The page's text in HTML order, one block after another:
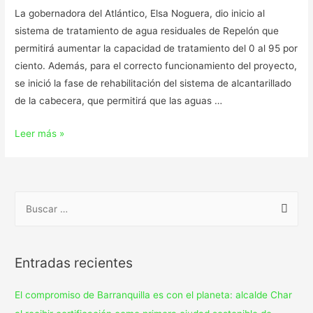
La gobernadora del Atlántico, Elsa Noguera, dio inicio al
sistema de tratamiento de agua residuales de Repelón que
permitirá aumentar la capacidad de tratamiento del 0 al 95 por
ciento. Además, para el correcto funcionamiento del proyecto,
se inició la fase de rehabilitación del sistema de alcantarillado
de la cabecera, que permitirá que las aguas …
Leer más »
Entradas recientes
El compromiso de Barranquilla es con el planeta: alcalde Char